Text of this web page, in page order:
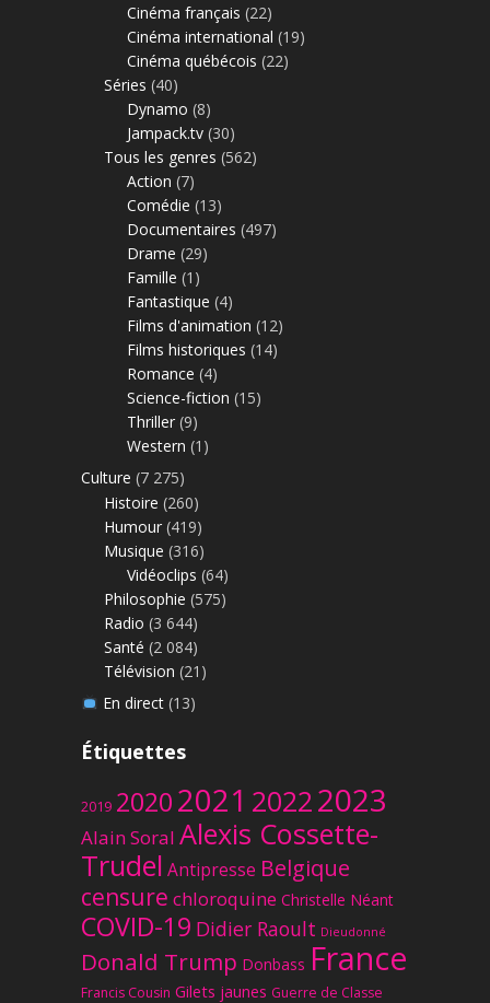
Cinéma français (22)
Cinéma international (19)
Cinéma québécois (22)
Séries (40)
Dynamo (8)
Jampack.tv (30)
Tous les genres (562)
Action (7)
Comédie (13)
Documentaires (497)
Drame (29)
Famille (1)
Fantastique (4)
Films d'animation (12)
Films historiques (14)
Romance (4)
Science-fiction (15)
Thriller (9)
Western (1)
Culture (7 275)
Histoire (260)
Humour (419)
Musique (316)
Vidéoclips (64)
Philosophie (575)
Radio (3 644)
Santé (2 084)
Télévision (21)
En direct(13)
Étiquettes
2019 20202021 20222023
Alain Soral Alexis Cossette-
Trudel Antipresse Belgique
censure chloroquine Christelle Néant
COVID-19 Didier Raoult Dieudonné
Donald Trump Donbass France
Francis Cousin Gilets jaunes Guerre de Classe